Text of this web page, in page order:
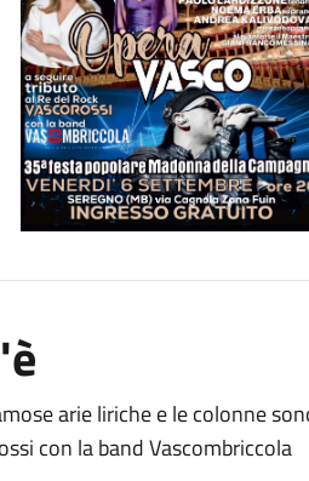
arie liriche e le colonne
con la band Vascombriccola